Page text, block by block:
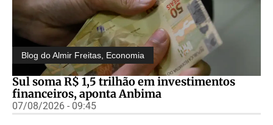
Blog do Almir Freitas Economia
Sul soma R$ 1,5 trilhão em investimentos
financeiros, aponta Anbima
07/08/2026 - 09:45